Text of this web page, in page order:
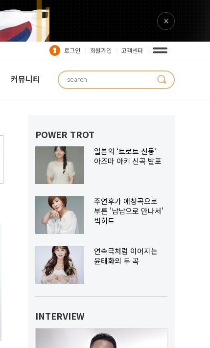
로그인 회원가입 고객센터
커뮤니티
POWER TROT
일본의 ‘트로트 신동’
아즈마 아키 신곡 발표
주연후가 애창곡으로
부른 '남남으로 만나서'
빅히트
연속극처럼 이어지는
윤태화의 두 곡
INTERVIEW